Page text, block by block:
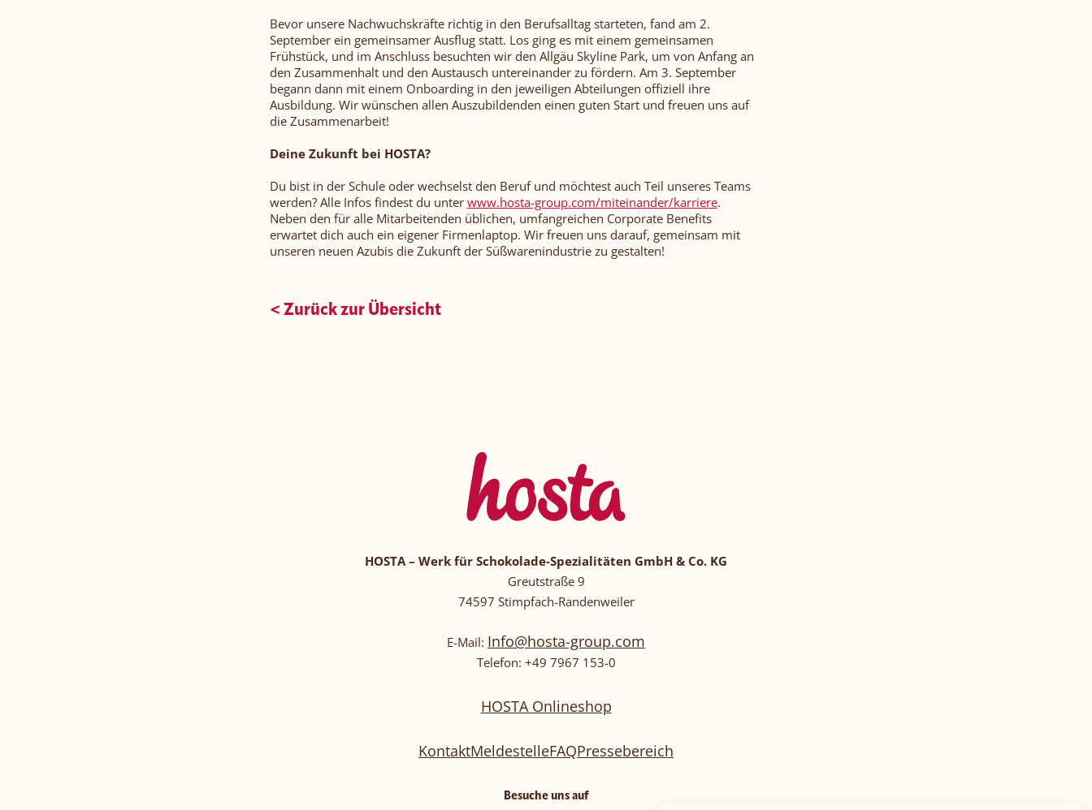
Bevor unsere Nachwuchskräfte richtig in den Berufsalltag starteten, fand am 2.
September ein gemeinsamer Ausflug statt. Los ging es mit einem gemeinsamen
Frühstück, und im Anschluss besuchten wir den Allgäu Skyline Park, um von Anfang an
den Zusammenhalt und den Austausch untereinander zu fördern. Am 3. September
begann dann mit einem Onboarding in den jeweiligen Abteilungen offiziell ihre
Ausbildung. Wir wünschen allen Auszubildenden einen guten Start und freuen uns auf
die Zusammenarbeit!
Deine Zukunft bei HOSTA?
Du bist in der Schule oder wechselst den Beruf und möchtest auch Teil unseres Teams
werden? Alle Infos findest du unter www.hosta-group.com/miteinander/karriere.
Neben den für alle Mitarbeitenden üblichen, umfangreichen Corporate Benefits
erwartet dich auch ein eigener Firmenlaptop. Wir freuen uns darauf, gemeinsam mit
unseren neuen Azubis die Zukunft der Süßwarenindustrie zu gestalten!
< Zurück zur Übersicht
HOSTA – Werk für Schokolade-Spezialitäten GmbH & Co. KG
Greutstraße 9
74597 Stimpfach-Randenweiler
E-Mail: Info@hosta-group.com
Telefon: +49 7967 153-0
HOSTA Onlineshop
KontaktMeldestelleFAQPressebereich
Besuche uns auf